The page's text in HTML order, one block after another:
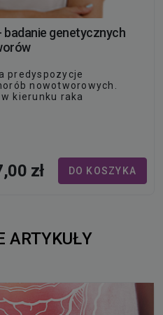
badanie genetycznych
predyspozycje
nowotworowych.
kierunku raka
zł DO KOSZYKA
ARTYKUŁY